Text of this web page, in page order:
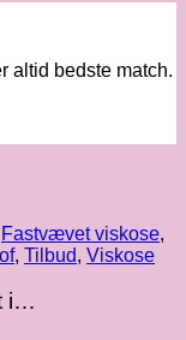
altid bedste match.
Fastvævet viskose,
, Tilbud, Viskose
i…